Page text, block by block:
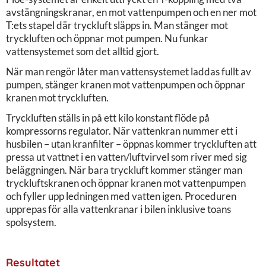
avstängningskranar, en mot vattenpumpen och en ner mot
T:ets stapel där tryckluft släpps in. Man stänger mot
tryckluften och öppnar mot pumpen. Nu funkar
vattensystemet som det alltid gjort.
När man rengör låter man vattensystemet laddas fullt av
pumpen, stänger kranen mot vattenpumpen och öppnar
kranen mot tryckluften.
Tryckluften ställs in på ett kilo konstant flöde på
kompressorns regulator. När vattenkran nummer ett i
husbilen – utan kranfilter – öppnas kommer tryckluften att
pressa ut vattnet i en vatten/luftvirvel som river med sig
beläggningen. När bara tryckluft kommer stänger man
tryckluftskranen och öppnar kranen mot vattenpumpen
och fyller upp ledningen med vatten igen. Proceduren
upprepas för alla vattenkranar i bilen inklusive toans
spolsystem.
Resultatet